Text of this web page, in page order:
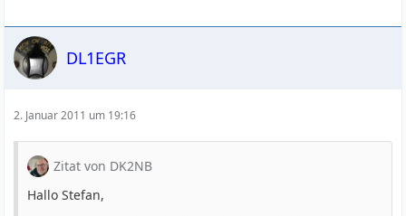
DL1EGR
2. Januar 2011 um 19:16
Zitat von DK2NB
Hallo Stefan,